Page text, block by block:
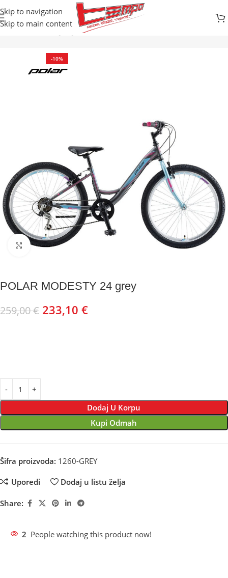
Skip to navigation
Skip to main content
DJEČIJI BICIKLI / BALANS
-10%
Kliknite za uvećanje
POLAR MODESTY 24 grey
259,00€ 233,10 €
Dodaj U Korpu
Kupi Odmah
Šifra proizvoda: 1260-GREY
Uporedi Dodaj u listu želja
Share:
2 People watching this product now!